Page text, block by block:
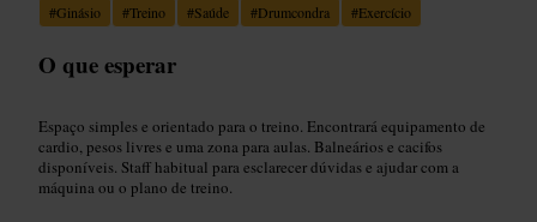
#Ginásio #Treino #Saúde #Drumcondra #Exercício
O que esperar
Espaço simples e orientado para o treino. Encontrará equipamento de
cardio, pesos livres e uma zona para aulas. Balneários e cacifos
disponíveis. Staff habitual para esclarecer dúvidas e ajudar com a
máquina ou o plano de treino.